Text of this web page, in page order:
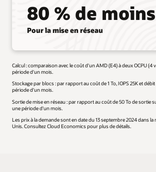
80 % de moins
Pour la mise en réseau
Calcul : comparaison avec le coût d'un AMD (E4) à deux OCPU (4
période d'un mois.
Stockage par blocs : par rapport au coût de 1 To, IOPS 25K et
période d'un mois.
Sortie de mise en réseau : par rapport au coût de 50 To de sortie
une période d'un mois.
Les prix à la demande sont en date du 13 septembre 2024 dans la
Unis. Consultez Cloud Economics pour plus de détails.